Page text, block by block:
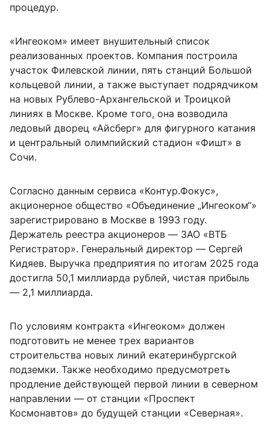
процедур.
«Ингеоком» имеет внушительный список
реализованных проектов. Компания построила
участок Филевской линии, пять станций Большой
кольцевой линии, а также выступает подрядчиком
на новых Рублево-Архангельской и Троицкой
линиях в Москве. Кроме того, она возводила
ледовый дворец «Айсберг» для фигурного катания
и центральный олимпийский стадион «Фишт» в
Сочи.
Согласно данным сервиса «Контур.Фокус»,
акционерное общество «Объединение „Ингеоком“»
зарегистрировано в Москве в 1993 году.
Держатель реестра акционеров — ЗАО «ВТБ
Регистратор». Генеральный директор — Сергей
Кидяев. Выручка предприятия по итогам 2025 года
достигла 50,1 миллиарда рублей, чистая прибыль
— 2,1 миллиарда.
По условиям контракта «Ингеоком» должен
подготовить не менее трех вариантов
строительства новых линий екатеринбургской
подземки. Также необходимо предусмотреть
продление действующей первой линии в северном
направлении — от станции «Проспект
Космонавтов» до будущей станции «Северная».